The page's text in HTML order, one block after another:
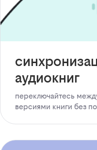
аудиокниг
переключайтесь
версиями книги без